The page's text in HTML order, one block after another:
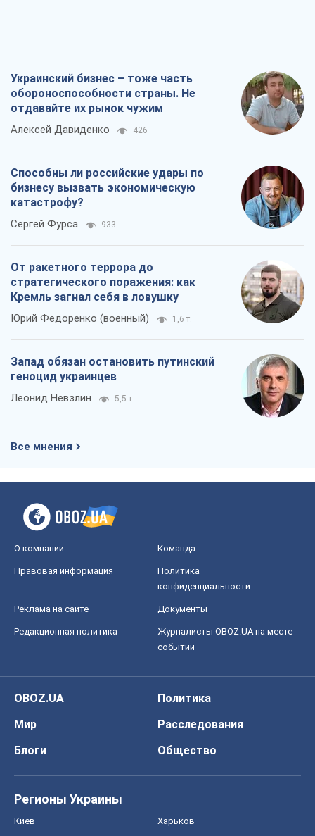
Украинский бизнес – тоже часть
обороноспособности страны. Не
отдавайте их рынок чужим
Алексей Давиденко 426
Способны ли российские удары по
бизнесу вызвать экономическую
катастрофу?
Сергей Фурса 933
От ракетного террора до
стратегического поражения: как
Кремль загнал себя в ловушку
Юрий Федоренко (военный) 1,6 т.
Запад обязан остановить путинский
геноцид украинцев
Леонид Невзлин 5,5 т.
Все мнения
О компании Команда
Правовая информация
Политика
конфиденциальности
Реклама на сайте Документы
Редакционная политика
Журналисты OBOZ.UA на месте
событий
OBOZ.UA
Политика
Мир
Расследования
Блоги
Общество
Регионы Украины
Киев Харьков